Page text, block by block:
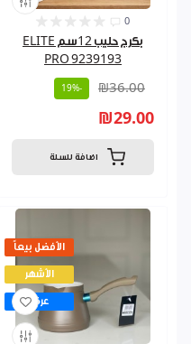
0
بكرج حليب 12سم ELITE
PRO 9239193
₪36.00
-19%
₪29.00
اضافة للسلة
الأفضل بيعاً
الأشهر
عرض